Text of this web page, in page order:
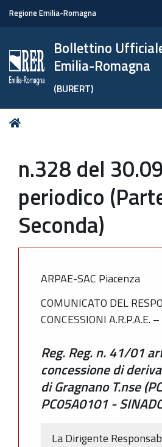
Regione Emilia-Romagna
Bollettino
Emilia-Romagna
(BURERT)
Tu
n.328 del
periodico
Seconda)
ARPAE-SAC Piacenza
COMUNICATO DEL
CONCESSIONI A.R.P.A.E.
Reg. Reg. n. 41/01
concessione di
di Gragnano T.nse
PC05A0101 -
La Dirigente